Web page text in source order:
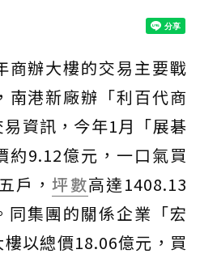
商辦大樓的交易主要戰
南港新廠辦「利百代商
資訊，今年1月「展碁
約9.12億元，一口氣買
戶，坪數高達1408.13
同集團的關係企業「宏
以總價18.06億元，買